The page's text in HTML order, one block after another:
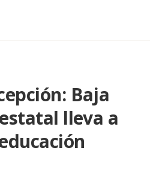
Baja
lleva a